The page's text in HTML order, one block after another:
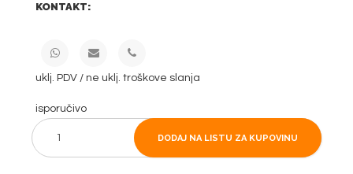
KONTAKT:
uklj. PDV / ne uklj. troškove slanja
isporučivo
DODAJ NA LISTU ZA KUPOVINU